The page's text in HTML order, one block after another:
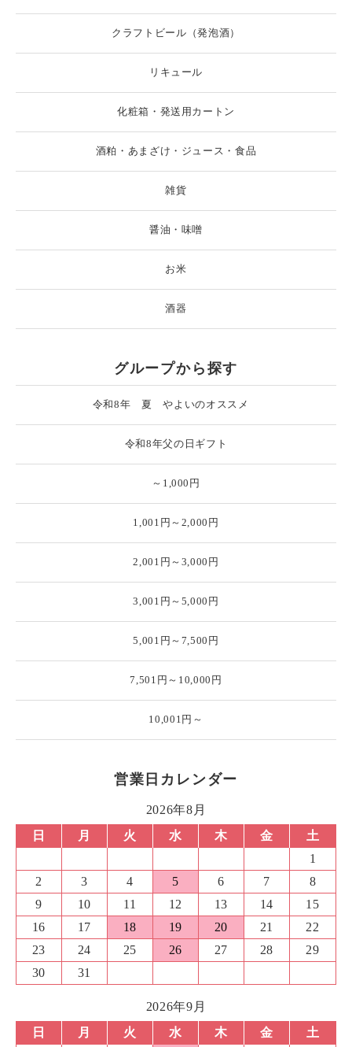
クラフトビール（発泡酒）
リキュール
化粧箱・発送用カートン
酒粕・あまざけ・ジュース・食品
雑貨
醤油・味噌
お米
酒器
グループから探す
令和8年 夏 やよいのオススメ
令和8年父の日ギフト
～1,000円
1,001円～2,000円
2,001円～3,000円
3,001円～5,000円
5,001円～7,500円
7,501円～10,000円
10,001円～
営業日カレンダー
2026年8月
日
月 火 水 木 金
土
1
2
3 4 5 6 7
8
9
10 11 12 13 14
15
16
17 18 19 20 21
22
23
24 25 26 27 28
29
30
31
2026年9月
日
月 火 水 木 金
土